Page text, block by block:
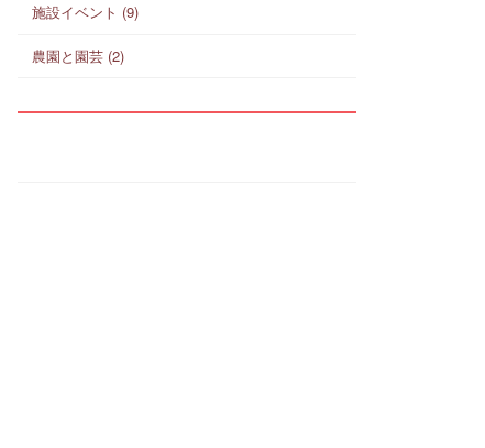
施設イベント (9)
農園と園芸 (2)